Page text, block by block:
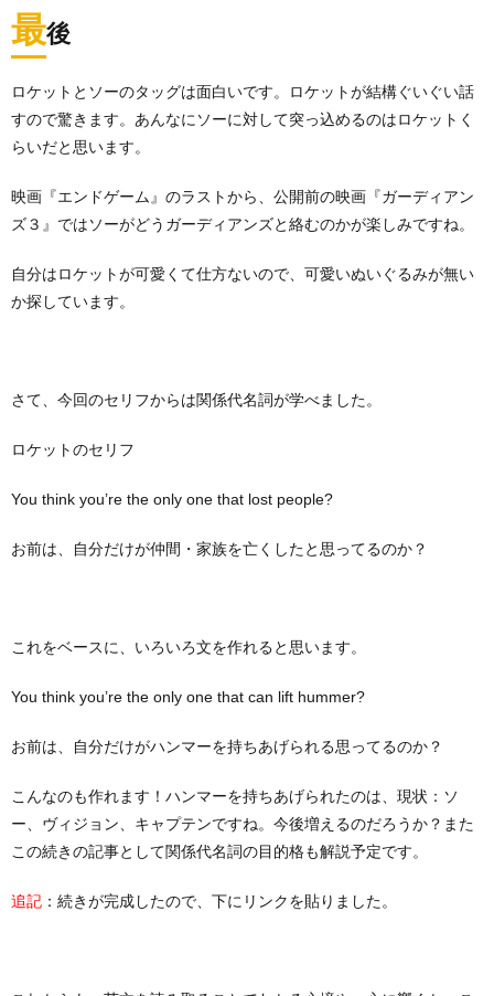
最後
ロケットとソーのタッグは面白いです。ロケットが結構ぐいぐい話
すので驚きます。あんなにソーに対して突っ込めるのはロケットく
らいだと思います。
映画『エンドゲーム』のラストから、公開前の映画『ガーディアン
ズ３』ではソーがどうガーディアンズと絡むのかが楽しみですね。
自分はロケットが可愛くて仕方ないので、可愛いぬいぐるみが無い
か探しています。
さて、今回のセリフからは関係代名詞が学べました。
ロケットのセリフ
You think you’re the only one that lost people?
お前は、自分だけが仲間・家族を亡くしたと思ってるのか？
これをベースに、いろいろ文を作れると思います。
You think you’re the only one that can lift hummer?
お前は、自分だけがハンマーを持ちあげられる思ってるのか？
こんなのも作れます！ハンマーを持ちあげられたのは、現状：ソ
ー、ヴィジョン、キャプテンですね。今後増えるのだろうか？また
この続きの記事として関係代名詞の目的格も解説予定です。
追記 ：続きが完成したので、下にリンクを貼りました。